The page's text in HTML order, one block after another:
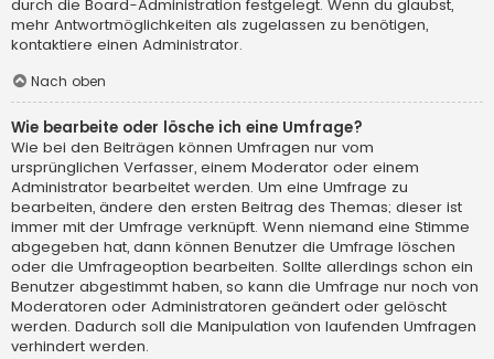
durch die Board-Administration festgelegt. Wenn du glaubst,
mehr Antwortmöglichkeiten als zugelassen zu benötigen,
kontaktiere einen Administrator.
Nach oben
Wie bearbeite oder lösche ich eine Umfrage?
Wie bei den Beiträgen können Umfragen nur vom
ursprünglichen Verfasser, einem Moderator oder einem
Administrator bearbeitet werden. Um eine Umfrage zu
bearbeiten, ändere den ersten Beitrag des Themas; dieser ist
immer mit der Umfrage verknüpft. Wenn niemand eine Stimme
abgegeben hat, dann können Benutzer die Umfrage löschen
oder die Umfrageoption bearbeiten. Sollte allerdings schon ein
Benutzer abgestimmt haben, so kann die Umfrage nur noch von
Moderatoren oder Administratoren geändert oder gelöscht
werden. Dadurch soll die Manipulation von laufenden Umfragen
verhindert werden.